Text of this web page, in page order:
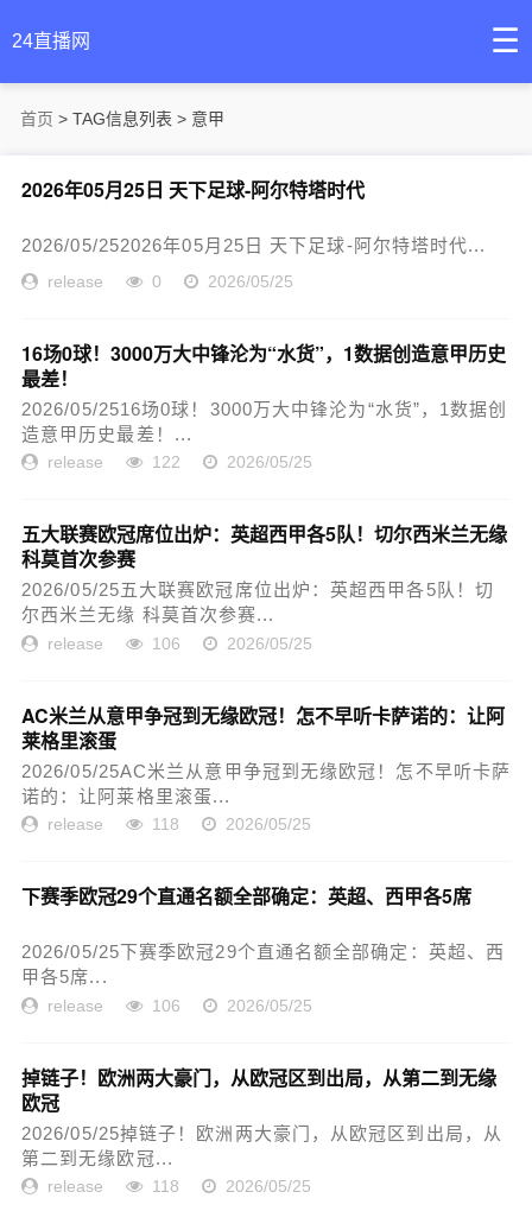
24直播网 ☰
首页 > TAG信息列表 > 意甲
2026年05月25日 天下足球-阿尔特塔时代
2026/05/252026年05月25日 天下足球-阿尔特塔时代...
release 0 2026/05/25
16场0球！3000万大中锋沦为“水货”，1数据创造意甲历史
最差！
2026/05/2516场0球！3000万大中锋沦为“水货”，1数据创
造意甲历史最差！...
release 122 2026/05/25
五大联赛欧冠席位出炉：英超西甲各5队！切尔西米兰无缘
科莫首次参赛
2026/05/25五大联赛欧冠席位出炉：英超西甲各5队！切
尔西米兰无缘 科莫首次参赛...
release 106 2026/05/25
AC米兰从意甲争冠到无缘欧冠！怎不早听卡萨诺的：让阿
莱格里滚蛋
2026/05/25AC米兰从意甲争冠到无缘欧冠！怎不早听卡萨
诺的：让阿莱格里滚蛋...
release 118 2026/05/25
下赛季欧冠29个直通名额全部确定：英超、西甲各5席
2026/05/25下赛季欧冠29个直通名额全部确定：英超、西
甲各5席...
release 106 2026/05/25
掉链子！欧洲两大豪门，从欧冠区到出局，从第二到无缘
欧冠
2026/05/25掉链子！欧洲两大豪门，从欧冠区到出局，从
第二到无缘欧冠...
release 118 2026/05/25